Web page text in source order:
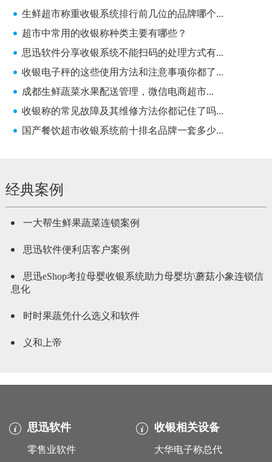
生鲜超市称重收银系统排行前几位的品牌哪个...
超市中常用的收银称种类主要有哪些？
思迅软件分享收银系统不能扫码的处理方式有...
收银电子秤的这些使用方法和注意事项你都了...
成都生鲜蔬菜水果配送管理，微信电商超市...
收银称的常见故障及其维修方法你都记住了吗...
国产餐饮超市收银系统前十排名品牌一套多少...
经典案例
一大帮生鲜果蔬菜连锁案例
思迅软件便利店客户案例
思迅eShop考拉母婴收银系统助力母婴坊\蘑菇小象连锁信
息化
时时果蔬凭什么选义和软件
义和上帝
思迅软件
零售业软件
收银相关设备
大华电子称总代